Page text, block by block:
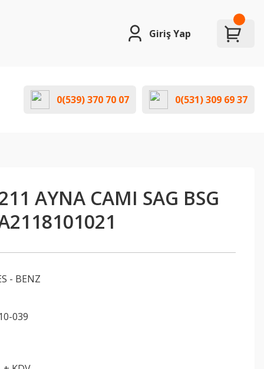
Giriş Yap
0(539) 370 70 07 0(531) 309 69 37
AYNA CAMI SAG BSG
- BENZ
039